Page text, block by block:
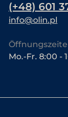
(+48) 601
info@olin.pl
Mo.-Fr. 8:00 -